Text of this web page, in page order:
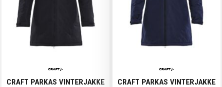
CRAFT PARKAS VINTERJAKKE
CRAFT PARKAS VINTERJAKKE